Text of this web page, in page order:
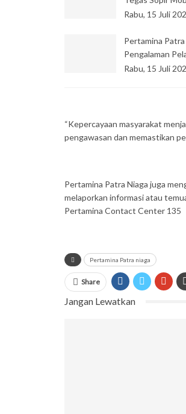
Rabu, 15 Juli
Pertamina
Pengalaman
Rabu, 15 Juli
“Kepercayaan masyarakat
pengawasan dan memastikan
Pertamina Patra Niaga juga
melaporkan informasi atau
Pertamina Contact Center 135
Pertamina Patra niaga
Share
Jangan Lewatkan